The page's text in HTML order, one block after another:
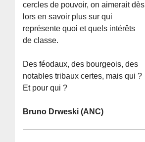
cercles de pouvoir, on aimerait dès
lors en savoir plus sur qui
représente quoi et quels intérêts
de classe.
Des féodaux, des bourgeois, des
notables tribaux certes, mais qui ?
Et pour qui ?
Bruno Drweski (ANC)